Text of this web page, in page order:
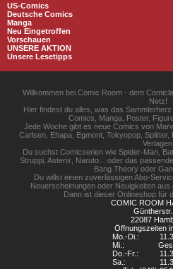
US-Comics
Deutsche Comics
Manga
Neu Eingetroffen
Vorschauen
UNSERE AKTION
Unsere Lesetipps
Willkommen bei Comic Room - dem
Netz!
Hier findest du alles, was das
Comics, Manga, Poster,
Jede Woche gibt es neue Comics von
Carlsen, Ehapa, Egmont, Tokyopop,
Verlagen.
Du suchst Comicserien wie Spider-Man,
Struppi, Asterix, Naruto... oder das
Bang Theory oder
Du willst einen zuverlässigen Abo-
Neuerscheinungen oder Neuigkeiten
Dann ist dieser Onlineshop für
COMIC ROOM
22087
Öffnungszeiten
Mo.-Di.:
Mi.:
Do.-Fr.:
Sa.: